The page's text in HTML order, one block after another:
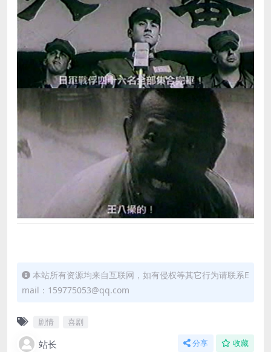
本站所有资源均来自互联网，如有侵权等其它行为请联系E
mail：159775053@qq.com
剧情 喜剧
站长 分享 收藏